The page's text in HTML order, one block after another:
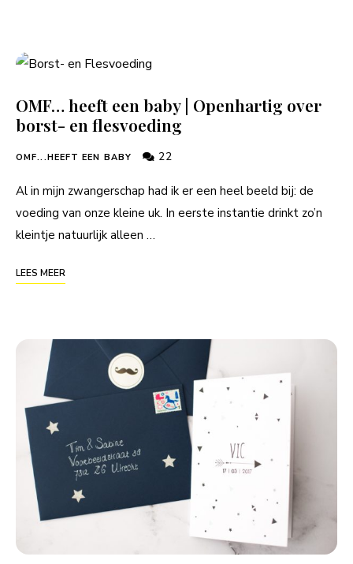
OMF… heeft een baby | Openhartig over
borst- en flesvoeding
OMF...HEEFT EEN BABY 22
Al in mijn zwangerschap had ik er een heel beeld bij: de
voeding van onze kleine uk. In eerste instantie drinkt zo’n
kleintje natuurlijk alleen …
LEES MEER